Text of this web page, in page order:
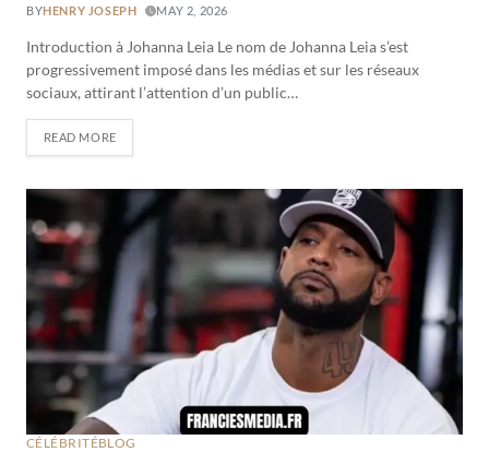
BYHENRY JOSEPH MAY 2, 2026
Introduction à Johanna Leia Le nom de Johanna Leia s’est
progressivement imposé dans les médias et sur les réseaux
sociaux, attirant l’attention d’un public…
READ MORE
CÉLÉBRITÉBLOG